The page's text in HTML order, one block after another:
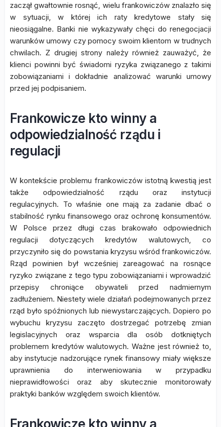
zaczął gwałtownie rosnąć, wielu frankowiczów znalazło się
w sytuacji, w której ich raty kredytowe stały się
nieosiągalne. Banki nie wykazywały chęci do renegocjacji
warunków umowy czy pomocy swoim klientom w trudnych
chwilach. Z drugiej strony należy również zauważyć, że
klienci powinni być świadomi ryzyka związanego z takimi
zobowiązaniami i dokładnie analizować warunki umowy
przed jej podpisaniem.
Frankowicze kto winny a
odpowiedzialność rządu i
regulacji
W kontekście problemu frankowiczów istotną kwestią jest
także odpowiedzialność rządu oraz instytucji
regulacyjnych. To właśnie one mają za zadanie dbać o
stabilność rynku finansowego oraz ochronę konsumentów.
W Polsce przez długi czas brakowało odpowiednich
regulacji dotyczących kredytów walutowych, co
przyczyniło się do powstania kryzysu wśród frankowiczów.
Rząd powinien był wcześniej zareagować na rosnące
ryzyko związane z tego typu zobowiązaniami i wprowadzić
przepisy chroniące obywateli przed nadmiernym
zadłużeniem. Niestety wiele działań podejmowanych przez
rząd było spóźnionych lub niewystarczających. Dopiero po
wybuchu kryzysu zaczęto dostrzegać potrzebę zmian
legislacyjnych oraz wsparcia dla osób dotkniętych
problemem kredytów walutowych. Ważne jest również to,
aby instytucje nadzorujące rynek finansowy miały większe
uprawnienia do interweniowania w przypadku
nieprawidłowości oraz aby skutecznie monitorowały
praktyki banków względem swoich klientów.